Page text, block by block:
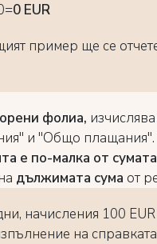
0 EUR
пример ще се
фолиа,
и "Общо плащания".
е по-малка от
дължимата сума от
начисления 100
на